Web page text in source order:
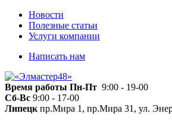
Новости
Полезные статьи
Услуги компании
Написать нам
Время работы Пн-Пт 9:00 - 19-00
Сб-Вс 9:00 - 17-00
Липецк пр.Мира 1, пр.Мира 31, ул.